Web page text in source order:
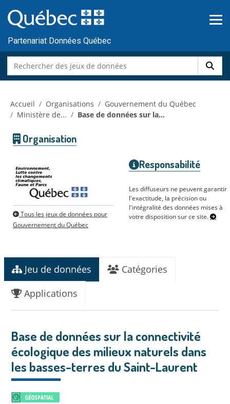
au
contenu
Partenariat Données Québec
Accueil Organisations
Gouvernement du Québec
Ministère de...
Base de données sur la...
Organisation
Tous les jeux de données pour
Gouvernement du Québec
Responsabilité
Les diffuseurs ne peuvent garantir
l'exactitude, la précision ou
l'intégralité des données mises à
votre disposition sur ce site.
Jeu de données
Catégories
Applications
Base de données sur la connectivité
écologique des milieux naturels dans
les basses-terres du Saint-Laurent